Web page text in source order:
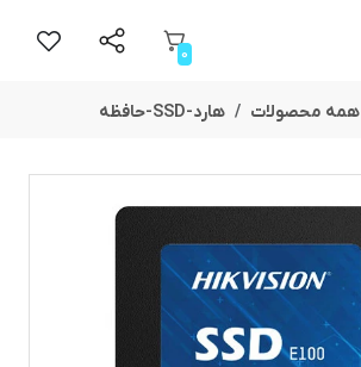
0
همه محصولات هارد-SSD-حافظه